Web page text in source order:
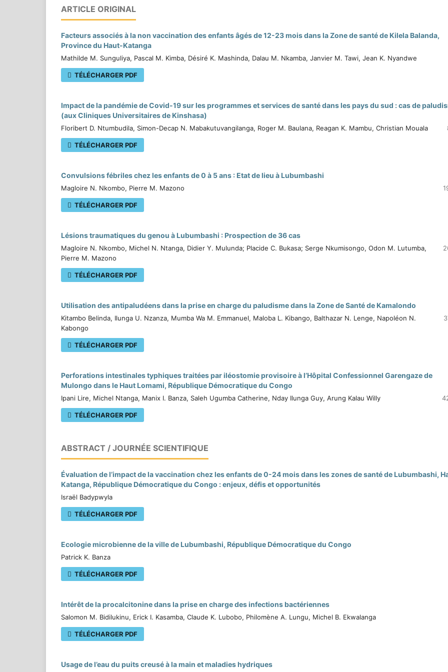
ARTICLE ORIGINAL
Facteurs associés à la non vaccination des enfants âgés de 12-23 mois dans la Zone de santé de Kilela Balanda,
Province du Haut-Katanga
Mathilde M. Sunguliya, Pascal M. Kimba, Désiré K. Mashinda, Dalau M. Nkamba, Janvier M. Tawi, Jean K. Nyandwe
TÉLÉCHARGER PDF
Impact de la pandémie de Covid-19 sur les programmes et services de santé dans les pays du sud : cas de
(aux Cliniques Universitaires de Kinshasa)
Floribert D. Ntumbudila, Simon-Decap N. Mabakutuvangilanga, Roger M. Baulana, Reagan K. Mambu, Christian Mouala
TÉLÉCHARGER PDF
Convulsions fébriles chez les enfants de 0 à 5 ans : Etat de lieu à Lubumbashi
Magloire N. Nkombo, Pierre M. Mazono
TÉLÉCHARGER PDF
Lésions traumatiques du genou à Lubumbashi : Prospection de 36 cas
Magloire N. Nkombo, Michel N. Ntanga, Didier Y. Mulunda; Placide C. Bukasa; Serge Nkumisongo, Odon M. Lutumba,
Pierre M. Mazono
TÉLÉCHARGER PDF
Utilisation des antipaludéens dans la prise en charge du paludisme dans la Zone de Santé de Kamalondo
Kitambo Belinda, Ilunga U. Nzanza, Mumba Wa M. Emmanuel, Maloba L. Kibango, Balthazar N. Lenge, Napoléon N.
Kabongo
TÉLÉCHARGER PDF
Perforations intestinales typhiques traitées par iléostomie provisoire à l’Hôpital Confessionnel Garengaze de
Mulongo dans le Haut Lomami, République Démocratique du Congo
Ipani Lire, Michel Ntanga, Manix I. Banza, Saleh Ugumba Catherine, Nday Ilunga Guy, Arung Kalau Willy
TÉLÉCHARGER PDF
ABSTRACT / JOURNÉE SCIENTIFIQUE
Évaluation de l’impact de la vaccination chez les enfants de 0-24 mois dans les zones de santé de Lubumbashi,
Katanga, République Démocratique du Congo : enjeux, défis et opportunités
Israël Badypwyla
TÉLÉCHARGER PDF
Ecologie microbienne de la ville de Lubumbashi, République Démocratique du Congo
Patrick K. Banza
TÉLÉCHARGER PDF
Intérêt de la procalcitonine dans la prise en charge des infections bactériennes
Salomon M. Bidilukinu, Erick I. Kasamba, Claude K. Lubobo, Philomène A. Lungu, Michel B. Ekwalanga
TÉLÉCHARGER PDF
Usage de l’eau du puits creusé à la main et maladies hydriques